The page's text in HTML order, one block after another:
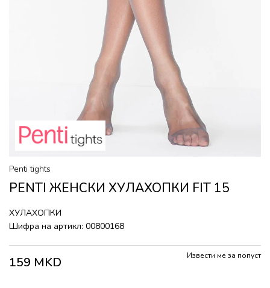
Penti tights
PENTI ЖЕНСКИ ХУЛАХОПКИ FIT 15
ХУЛАХОПКИ
Шифра на артикл: 00800168
159 MKD Извести ме за попуст